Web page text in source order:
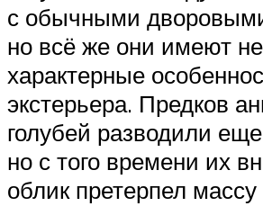
с обычными
но всё же они имеют
характерные
экстерьера. Предков
голубей разводили
но с того времени их
облик претерпел